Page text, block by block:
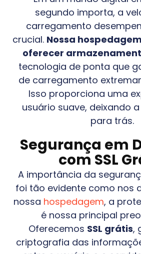
segundo importa, a
carregamento
crucial. Nossa
oferecer
tecnologia de ponta que
de carregamento
Isso proporciona uma
usuário suave, deixando
para trás.
Segurança em
com SSL
A importância da
foi tão evidente como nos
nossa hospedagem, a
é nossa principal
Oferecemos SSL grátis,
criptografia das